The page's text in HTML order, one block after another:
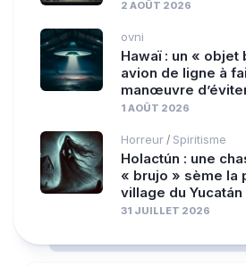
2 AOÛT 2026
ovni
Hawaï : un « objet
avion de ligne à
manœuvre
1 AOÛT 2026
Horreur / Spiritisme
Holactún : une
« brujo » sème la
village du Yucatán
31 JUILLET 2026